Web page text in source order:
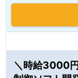
＼時給3000